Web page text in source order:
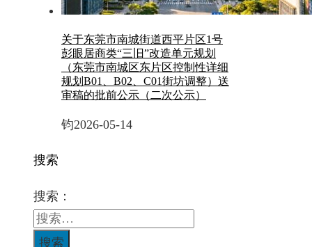
关于东莞市南城街道西平片区1号
彭眼居商类“三旧”改造单元规划
（东莞市南城区东片区控制性详细
规划B01、B02、C01街坊调整）送
审稿的批前公示（二次公示）
钧2026-05-14
搜索
搜索：